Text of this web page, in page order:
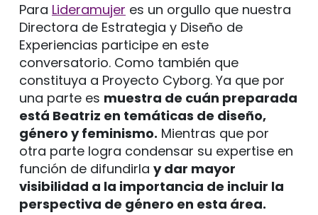
Para Lideramujer es un orgullo que nuestra
Directora de Estrategia y Diseño de
Experiencias participe en este
conversatorio. Como también que
constituya a Proyecto Cyborg. Ya que por
una parte es muestra de cuán preparada
está Beatriz en temáticas de diseño,
género y feminismo. Mientras que por
otra parte logra condensar su expertise en
función de difundirla y dar mayor
visibilidad a la importancia de incluir la
perspectiva de género en esta área.